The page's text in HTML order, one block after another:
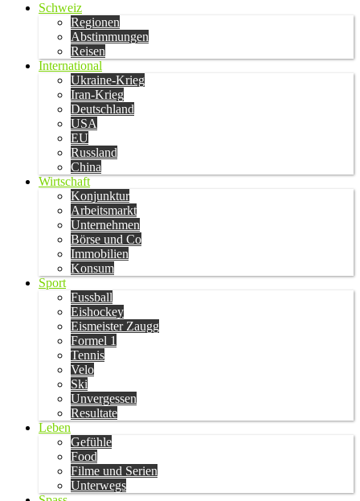
Schweiz
Regionen
Abstimmungen
Reisen
International
Ukraine-Krieg
Iran-Krieg
Deutschland
USA
EU
Russland
China
Wirtschaft
Konjunktur
Arbeitsmarkt
Unternehmen
Börse und Co
Immobilien
Konsum
Sport
Fussball
Eishockey
Eismeister Zaugg
Formel 1
Tennis
Velo
Ski
Unvergessen
Resultate
Leben
Gefühle
Food
Filme und Serien
Unterwegs